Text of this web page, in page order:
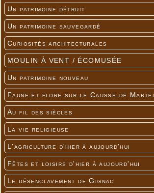
Un patrimoine détruit
Un patrimoine sauvegardé
Curiosités architecturales
MOULIN À VENT / ÉCOMUSÉE
Un patrimoine nouveau
Faune et flore sur le Causse de Martel
Au fil des siècles
La vie religieuse
L'agriculture d'hier à aujourd'hui
Fêtes et loisirs d'hier à aujourd'hui
Le désenclavement de Gignac